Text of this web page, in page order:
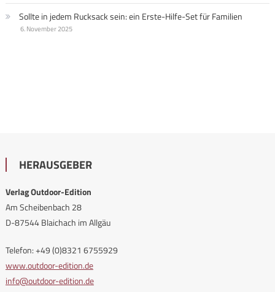
Sollte in jedem Rucksack sein: ein Erste-Hilfe-Set für Familien
6. November 2025
HERAUSGEBER
Verlag Outdoor-Edition
Am Scheibenbach 28
D-87544 Blaichach im Allgäu
Telefon: +49 (0)8321 6755929
www.outdoor-edition.de
info@outdoor-edition.de